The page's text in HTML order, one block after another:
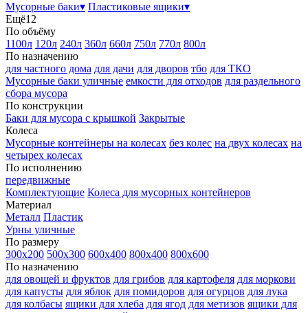
Мусорные баки▾ Пластиковые ящики▾
Ещё12
По объёму
1100л 120л 240л 360л 660л 750л 770л 800л
По назначению
для частного дома для дачи для дворов тбо для ТКО
Мусорные баки уличные емкости для отходов для раздельного
сбора мусора
По конструкции
Баки для мусора с крышкой Закрытые
Колеса
Мусорные контейнеры на колесах без колес на двух колесах на
четырех колесах
По исполнению
передвижные
Комплектующие Колеса для мусорных контейнеров
Материал
Металл Пластик
Урны уличные
По размеру
300х200 500х300 600х400 800х400 800х600
По назначению
для овощей и фруктов для грибов для картофеля для моркови
для капусты для яблок для помидоров для огурцов для лука
для колбасы ящики для хлеба для ягод для метизов ящики для